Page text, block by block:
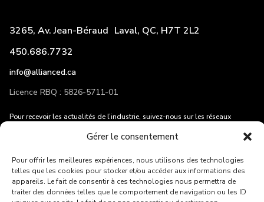
Gérer le consentement
Pour offrir les meilleures expériences, nous utilisons des technologies
telles que les cookies pour stocker et/ou accéder aux informations des
appareils. Le fait de consentir à ces technologies nous permettra de
traiter des données telles que le comportement de navigation ou les ID
3265, Av. Jean-Béraud Laval, QC, H7T 2L2
450.686.7732
info@allianced.ca
Licence RBQ : 5826-5711-01
Pour recevoir les actualités de l’industrie, suivez-nous sur les réseaux
ENVOYER